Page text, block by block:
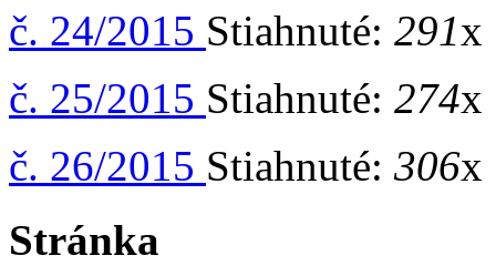
č. 24/2015 Stiahnuté: 291x
č. 25/2015 Stiahnuté: 274x
č. 26/2015 Stiahnuté: 306x
Stránka